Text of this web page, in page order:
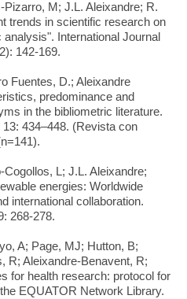
M; J.L. Aleixandre; R.
trends in scientific research on
International Journal
142-169.
Fuentes, D.; Aleixandre
predominance and
in the bibliometric literature.
434–448. (Revista con
L; J.L. Aleixandre;
energies: Worldwide
international collaboration.
268-278.
A; Page, MJ; Hutton, B;
R; Aleixandre-Benavent, R;
for health research: protocol for
EQUATOR Network Library.